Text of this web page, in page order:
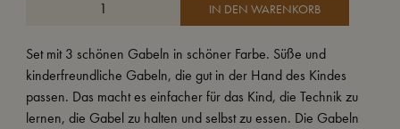
IN DEN WARENKORB
Set mit 3 schönen Gabeln in schöner Farbe. Süße und
kinderfreundliche Gabeln, die gut in der Hand des Kindes
passen. Das macht es einfacher für das Kind, die Technik zu
lernen, die Gabel zu halten und selbst zu essen. Die Gabeln